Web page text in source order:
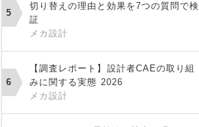
切り替えの理由と効果を7つの質問で検
証
メカ設計
【調査レポート】設計者CAEの取り組
みに関する実態 2026
メカ設計